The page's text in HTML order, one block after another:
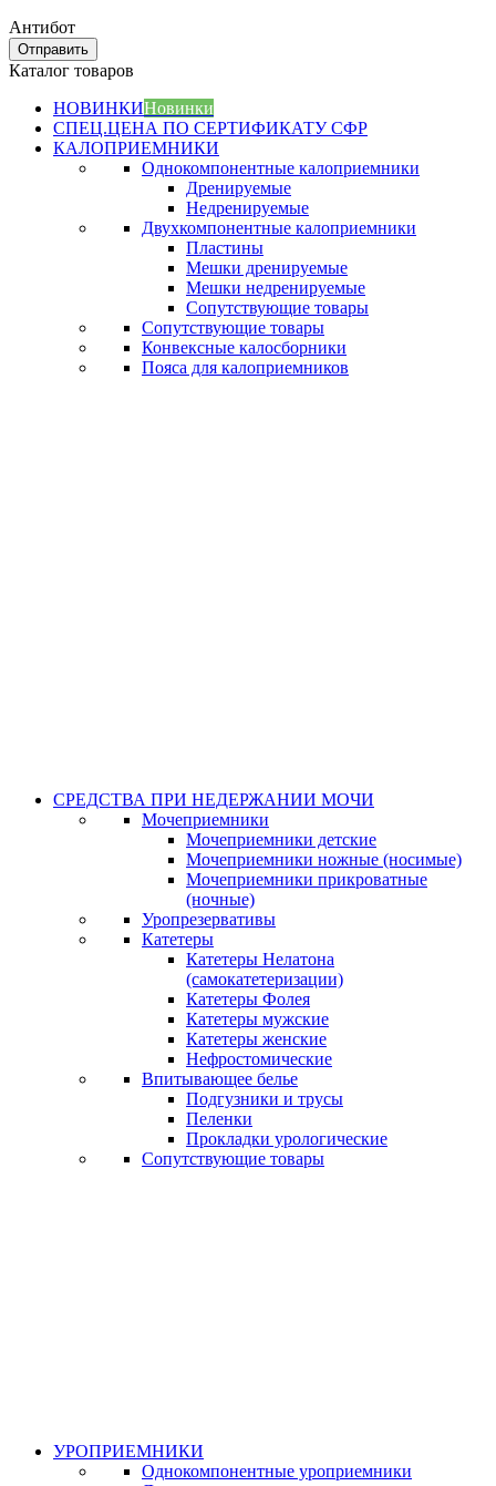
Антибот
Отправить
Каталог товаров
НОВИНКИНовинки
СПЕЦ.ЦЕНА ПО СЕРТИФИКАТУ СФР
КАЛОПРИЕМНИКИ
Однокомпонентные калоприемники
Дренируемые
Недренируемые
Двухкомпонентные калоприемники
Пластины
Мешки дренируемые
Мешки недренируемые
Сопутствующие товары
Сопутствующие товары
Конвексные калосборники
Пояса для калоприемников
СРЕДСТВА ПРИ НЕДЕРЖАНИИ МОЧИ
Мочеприемники
Мочеприемники детские
Мочеприемники ножные (носимые)
Мочеприемники прикроватные
(ночные)
Уропрезервативы
Катетеры
Катетеры Нелатона
(самокатетеризации)
Катетеры Фолея
Катетеры мужские
Катетеры женские
Нефростомические
Впитывающее белье
Подгузники и трусы
Пеленки
Прокладки урологические
Сопутствующие товары
УРОПРИЕМНИКИ
Однокомпонентные уроприемники